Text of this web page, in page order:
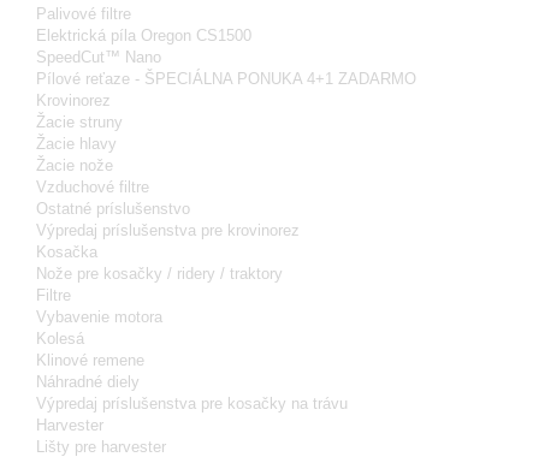
Palivové filtre
Elektrická píla Oregon CS1500
SpeedCut™ Nano
Pílové reťaze - ŠPECIÁLNA PONUKA 4+1 ZADARMO
Krovinorez
Žacie struny
Žacie hlavy
Žacie nože
Vzduchové filtre
Ostatné príslušenstvo
Výpredaj príslušenstva pre krovinorez
Kosačka
Nože pre kosačky / ridery / traktory
Filtre
Vybavenie motora
Kolesá
Klinové remene
Náhradné diely
Výpredaj príslušenstva pre kosačky na trávu
Harvester
Lišty pre harvester